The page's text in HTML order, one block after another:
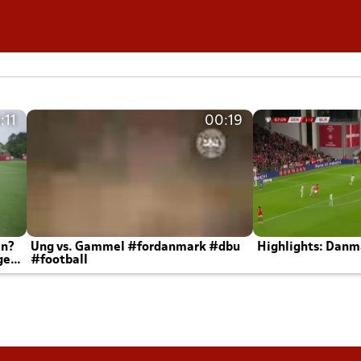
00:19
Ung vs. Gammel #fordanmark #dbu
#football
Highlights: